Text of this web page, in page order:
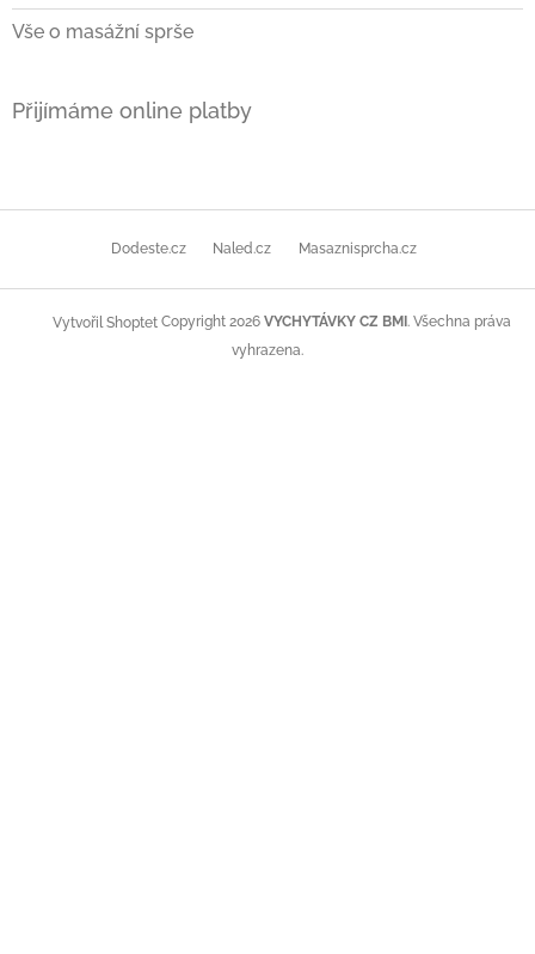
Vše o masážní sprše
Přijímáme online platby
Dodeste.cz Naled.cz Masaznisprcha.cz
Vytvořil Shoptet Copyright 2026 VYCHYTÁVKY CZ BMI . Všechna práva
vyhrazena.